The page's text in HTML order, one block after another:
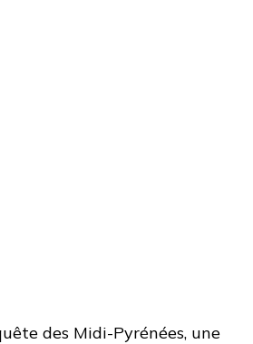
des Midi-Pyrénées, une